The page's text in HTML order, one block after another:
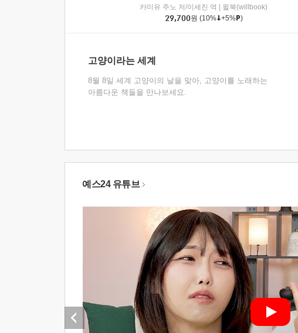
카미유 주노 저/이세진 역
윌북(willbook)
29,700원 (10% +5% )
고양이라는 세계
8월 8일 세계 고양이의 날을 맞아, 고양이를 노래하는
아름다운 책들을 만나보세요.
예스24 유튜브